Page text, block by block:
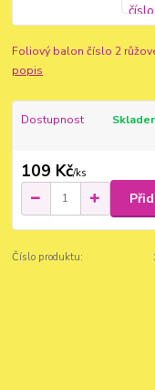
Foliový balon číslo 2
popis
Dostupnost
109 Kč/ks
Číslo produktu: